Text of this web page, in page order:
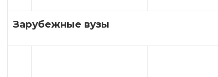
Зарубежные вузы